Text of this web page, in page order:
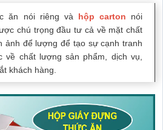
ăn nói riêng và hộp carton nói
chú trọng đầu tư cả về mặt chất
ảnh để lượng để tạo sự cạnh tranh
về chất lượng sản phẩm, dịch vụ,
khách hàng.